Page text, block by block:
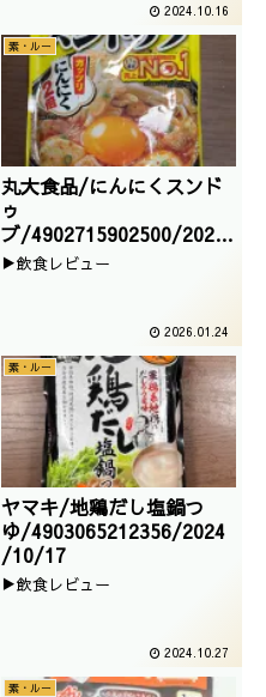
あごだしとは、なかなか渋いです
ね。お買い得だったので思わず購
入してしまいました。
2024.10.16
素・ルー
丸大食品/にんにくスンド
ゥ
ブ/4902715902500/2025
/09/21
▶飲食レビュー
2026.01.24
素・ルー
ヤマキ/地鶏だし塩鍋つ
ゆ/4903065212356/2024
/10/17
▶飲食レビュー
2024.10.27
素・ルー